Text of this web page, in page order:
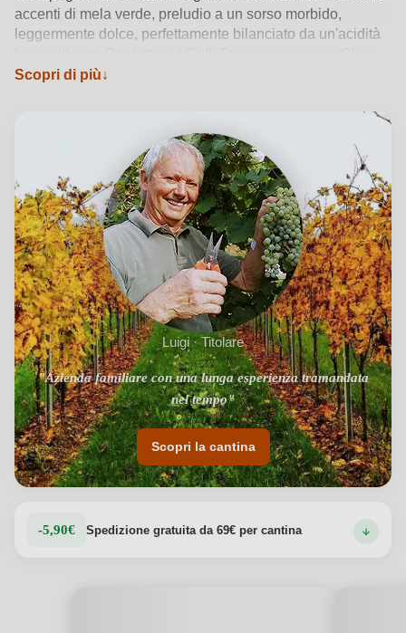
accenti di mela verde, preludio a un sorso morbido,
leggermente dolce, perfettamente bilanciato da un'acidità
questo IGP Veneto abboccato riflette l'identità del territorio
leggeri, insalate fresche e pesce, si serve idealmente tra i
6 e gli 8°C per apprezzarne appieno l'equilibrio. La cantina
Valle in Piano firma una bollicina autentica, pensata per
accompagnare ogni momento con raffinatezza sottile.
Vedi dettagli del prodotto →
Scopri di più
Luigi · Titolare
"Azienda familiare con una lunga esperienza tramandata
nel tempo"
Scopri la cantina
-5,90€ Spedizione gratuita da 69€ per cantina